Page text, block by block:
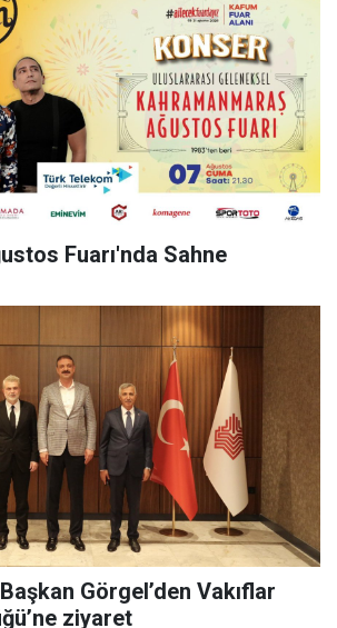
Fuarı'nda Sahne
Görgel’den Vakıflar
ziyaret